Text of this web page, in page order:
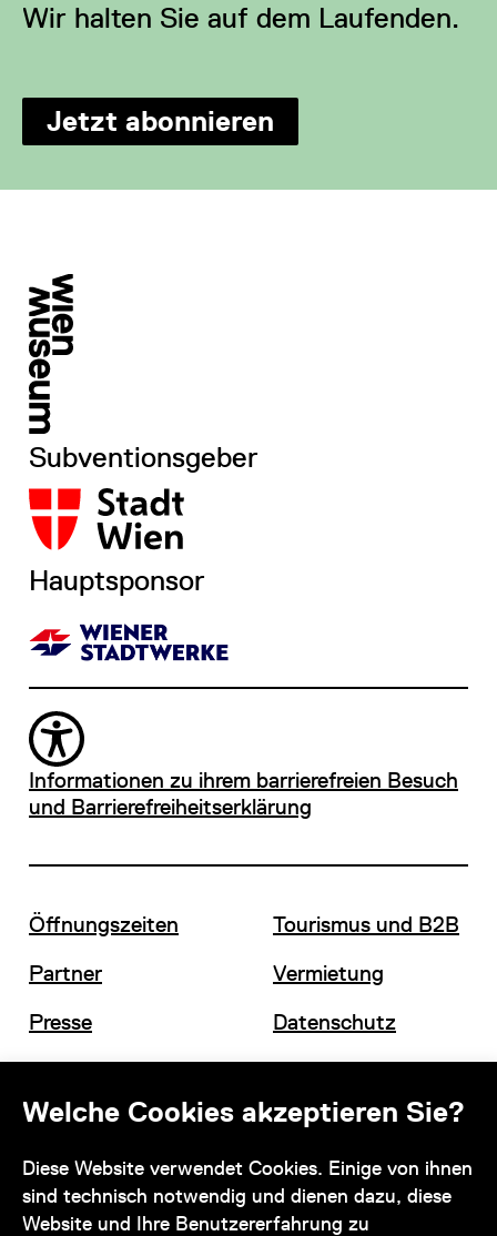
Welche Cookies akzeptieren Sie?
Diese Website verwendet Cookies. Einige von ihnen
sind technisch notwendig und dienen dazu, diese
Website und Ihre Benutzererfahrung zu
Wir halten Sie auf dem Laufenden.
Jetzt abonnieren
Subventionsgeber
Hauptsponsor
Informationen zu ihrem barrierefreien Besuch
und Barrierefreiheitserklärung
Öffnungszeiten
Partner
Presse
Tourismus und B2B
Vermietung
Datenschutz
Kontakt